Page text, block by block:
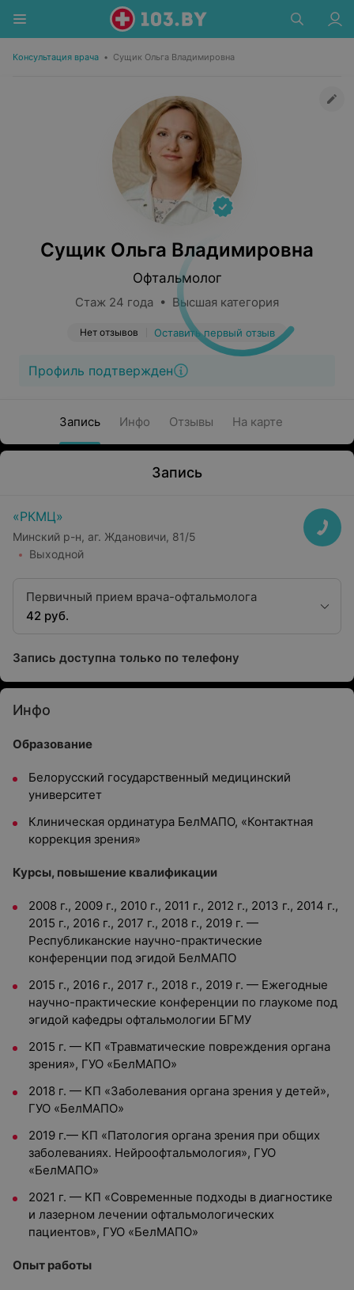
Консультация врача • Сущик Ольга Владимировна
Сущик Ольга Владимировна
Офтальмолог
Стаж 24 года • Высшая категория
Нет отзывов Оставить первый отзыв
Профиль подтвержден
Запись Инфо Отзывы На карте
Запись
«РКМЦ»
Минский р-н, аг. Ждановичи, 81/5
Выходной
Первичный прием врача-офтальмолога
42 руб.
Запись доступна только по телефону
Инфо
Образование
Белорусский государственный медицинский
университет
Клиническая ординатура БелМАПО, «Контактная
коррекция зрения»
Курсы, повышение квалификации
2008 г., 2009 г., 2010 г., 2011 г., 2012 г., 2013 г., 2014 г.,
2015 г., 2016 г., 2017 г., 2018 г., 2019 г. —
Республиканские научно-практические
конференции под эгидой БелМАПО
2015 г., 2016 г., 2017 г., 2018 г., 2019 г. — Ежегодные
научно-практические конференции по глаукоме под
эгидой кафедры офтальмологии БГМУ
2015 г. — КП «Травматические повреждения органа
зрения», ГУО «БелМАПО»
2018 г. — КП «Заболевания органа зрения у детей»,
ГУО «БелМАПО»
2019 г.— КП «Патология органа зрения при общих
заболеваниях. Нейроофтальмология», ГУО
«БелМАПО»
2021 г. — КП «Современные подходы в диагностике
и лазерном лечении офтальмологических
пациентов», ГУО «БелМАПО»
Опыт работы